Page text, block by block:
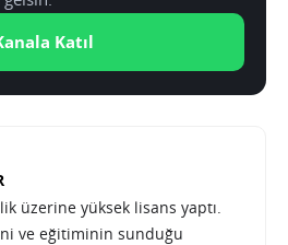
Katıl
üzerine yüksek lisans yaptı.
ve eğitiminin sunduğu